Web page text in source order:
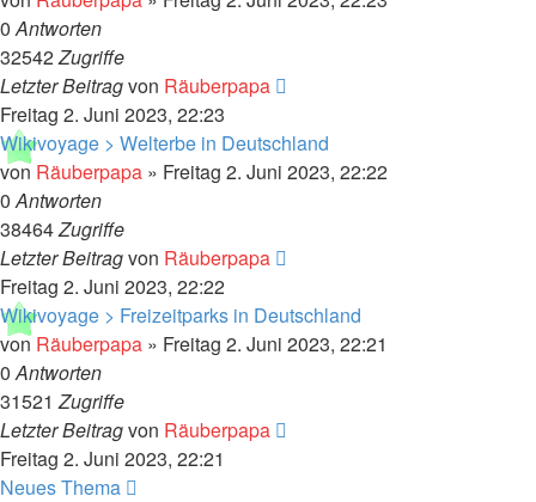
0Antworten
32542Zugriffe
Letzter Beitragvon Räuberpapa
Freitag 2. Juni 2023, 22:23
Wikivoyage > Welterbe in Deutschland
von Räuberpapa » Freitag 2. Juni 2023, 22:22
0Antworten
38464Zugriffe
Letzter Beitragvon Räuberpapa
Freitag 2. Juni 2023, 22:22
Wikivoyage > Freizeitparks in Deutschland
von Räuberpapa » Freitag 2. Juni 2023, 22:21
0Antworten
31521Zugriffe
Letzter Beitragvon Räuberpapa
Freitag 2. Juni 2023, 22:21
Neues Thema